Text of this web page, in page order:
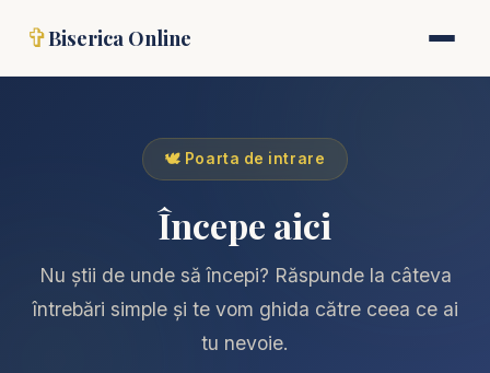
✞Biserica Online
🕊️ Poarta de intrare
Începe aici
Nu știi de unde să începi? Răspunde la câteva
întrebări simple și te vom ghida către ceea ce ai
tu nevoie.